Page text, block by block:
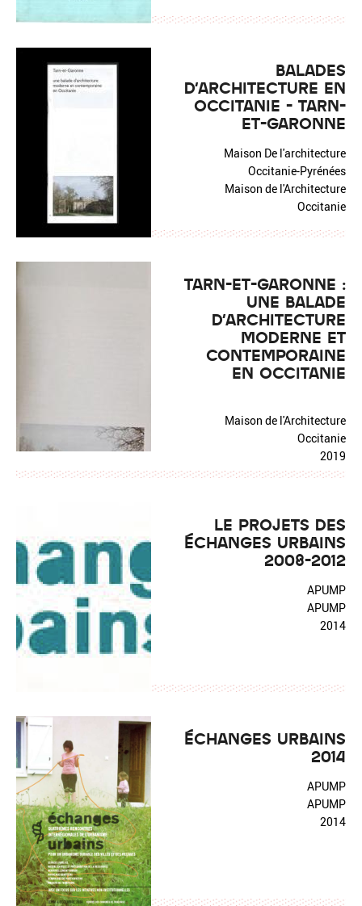
BALADES
D'ARCHITECTURE EN
OCCITANIE - TARN-
ET-GARONNE
Maison De l'architecture
Occitanie-Pyrénées
Maison de l'Architecture
Occitanie
TARN-ET-GARONNE :
UNE BALADE
D'ARCHITECTURE
MODERNE ET
CONTEMPORAINE
EN OCCITANIE
Maison de l'Architecture
Occitanie
2019
LE PROJETS DES
ÉCHANGES URBAINS
2008-2012
APUMP
APUMP
2014
ÉCHANGES URBAINS
2014
APUMP
APUMP
2014